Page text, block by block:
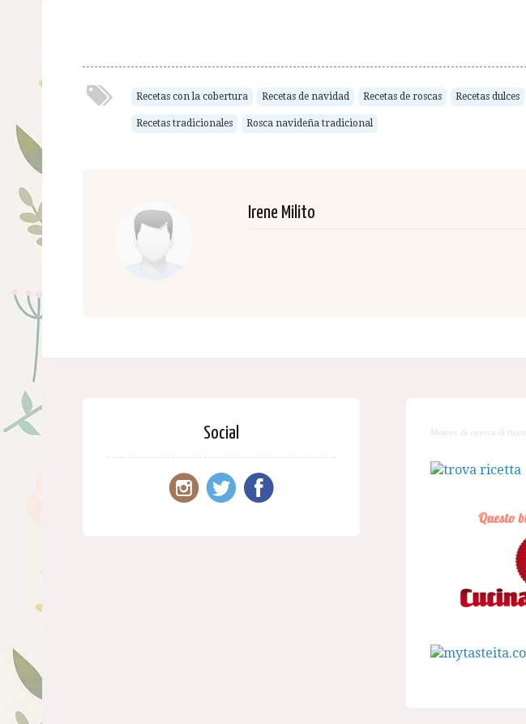
Recetas con la cobertura Recetas de navidad Recetas de roscas Recetas dulces
Recetas tradicionales Rosca navideña tradicional
Irene Milito
Social Motore di ricerca di ricette